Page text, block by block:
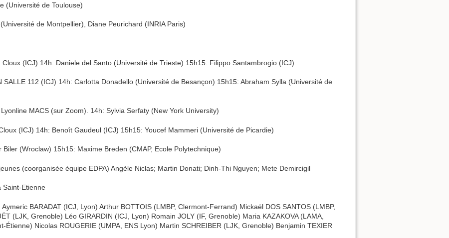
(Université de Toulouse)
de Montpellier), Diane Peurichard (INRIA Paris)
(ICJ) 14h: Daniele del Santo (Université de Trieste) 15h15: Filippo Santambrogio (ICJ)
SALLE 112 (ICJ) 14h: Carlotta Donadello (Université de Besançon) 15h15: Abraham Sylla (Université de
MACS (sur Zoom). 14h: Sylvia Serfaty (New York University)
(ICJ) 14h: Benoît Gaudeul (ICJ) 15h15: Youcef Mammeri (Université de Picardie)
(Wroclaw) 15h15: Maxime Breden (CMAP, Ecole Polytechnique)
(coorganisée équipe EDPA) Angèle Niclas; Martin Donati; Dinh-Thi Nguyen; Mete Demircigil
Saint-Etienne
BARADAT (ICJ, Lyon) Arthur BOTTOIS (LMBP, Clermont-Ferrand) Mickaël DOS SANTOS (LMBP,
(LJK, Grenoble) Léo GIRARDIN (ICJ, Lyon) Romain JOLY (IF, Grenoble) Maria KAZAKOVA (LAMA,
Étienne) Nicolas ROUGERIE (UMPA, ENS Lyon) Martin SCHREIBER (LJK, Grenoble) Benjamin TEXIER